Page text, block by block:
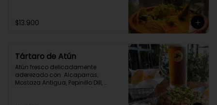
$13.900
Tártaro de Atún
Atún fresco delicadamente
aderezado con  Alcaparras,
Mostaza Antigua, Pepinillo Dill,